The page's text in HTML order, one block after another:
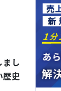
し
歴史